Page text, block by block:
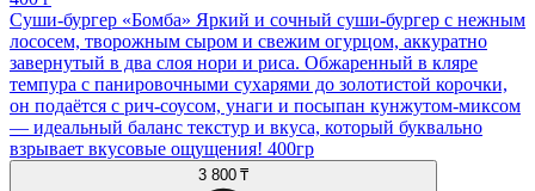
Суши-бургер «Бомба» Яркий и сочный суши-бургер с нежным
лососем, творожным сыром и свежим огурцом, аккуратно
завернутый в два слоя нори и риса. Обжаренный в кляре
темпура с панировочными сухарями до золотистой корочки,
он подаётся с рич-соусом, унаги и посыпан кунжутом-миксом
— идеальный баланс текстур и вкуса, который буквально
взрывает вкусовые ощущения! 400гр
3 800 ₸